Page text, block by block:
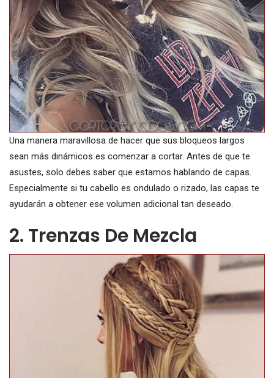
Una manera maravillosa de hacer que sus bloqueos largos
sean más dinámicos es comenzar a cortar. Antes de que te
asustes, solo debes saber que estamos hablando de capas.
Especialmente si tu cabello es ondulado o rizado, las capas te
ayudarán a obtener ese volumen adicional tan deseado.
2. Trenzas De Mezcla